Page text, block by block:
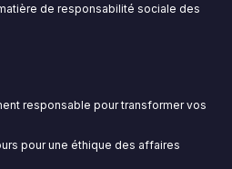
de responsabilité sociale des
responsable pour transformer vos
pour une éthique des affaires